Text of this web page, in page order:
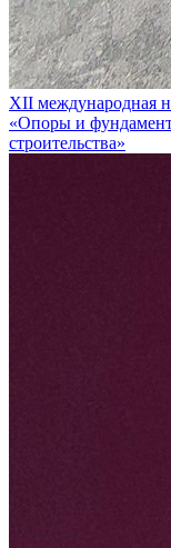
XII международная
«Опоры и
строительства»